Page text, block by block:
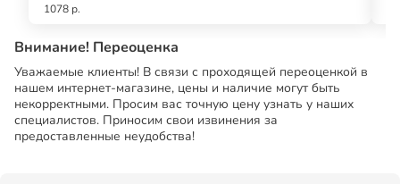
1078 р.
Внимание! Переоценка
Уважаемые клиенты! В связи с проходящей переоценкой в
нашем интернет-магазине, цены и наличие могут быть
некорректными. Просим вас точную цену узнать у наших
специалистов. Приносим свои извинения за
предоставленные неудобства!